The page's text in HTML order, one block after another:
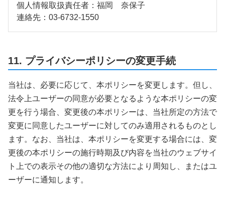
個人情報取扱責任者：福岡 奈保子
連絡先：03-6732-1550
11. プライバシーポリシーの変更手続
当社は、必要に応じて、本ポリシーを変更します。但し、
法令上ユーザーの同意が必要となるような本ポリシーの変
更を行う場合、変更後の本ポリシーは、当社所定の方法で
変更に同意したユーザーに対してのみ適用されるものとし
ます。なお、当社は、本ポリシーを変更する場合には、変
更後の本ポリシーの施行時期及び内容を当社のウェブサイ
ト上での表示その他の適切な方法により周知し、またはユ
ーザーに通知します。